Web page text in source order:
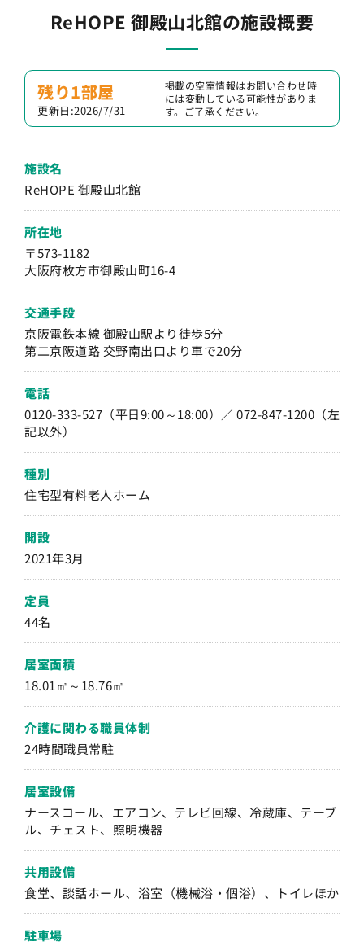
ReHOPE 御殿山北館の施設概要
残り1部屋
更新日:2026/7/31
掲載の空室情報はお問い合わせ時
には変動している可能性がありま
す。ご了承ください。
施設名
ReHOPE 御殿山北館
所在地
〒573-1182
大阪府枚方市御殿山町16-4
交通手段
京阪電鉄本線 御殿山駅より徒歩5分
第二京阪道路 交野南出口より車で20分
電話
0120-333-527（平日9:00～18:00）／ 072-847-1200（左
記以外）
種別
住宅型有料老人ホーム
開設
2021年3月
定員
44名
居室面積
18.01㎡～18.76㎡
介護に関わる職員体制
24時間職員常駐
居室設備
ナースコール、エアコン、テレビ回線、冷蔵庫、テーブ
ル、チェスト、照明機器
共用設備
食堂、談話ホール、浴室（機械浴・個浴）、トイレほか
駐車場